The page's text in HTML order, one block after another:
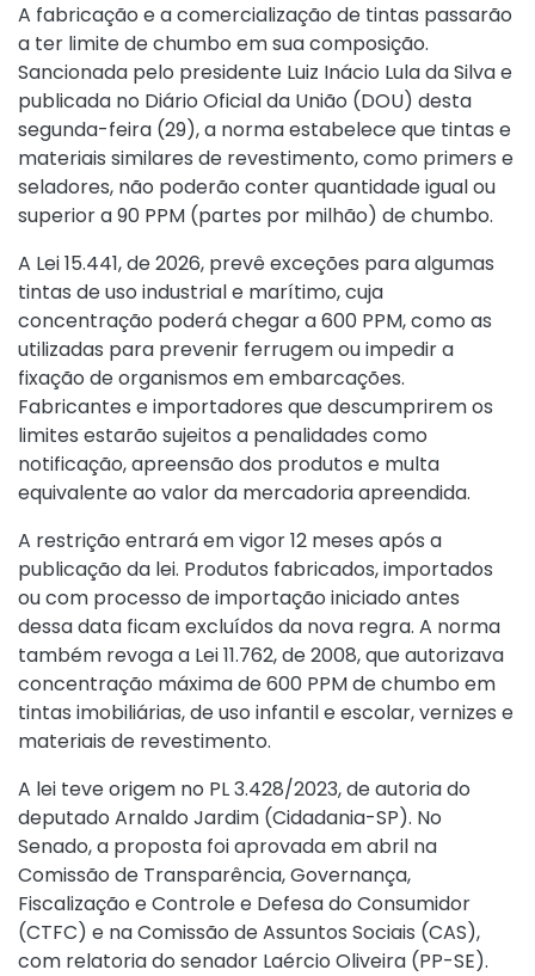
A fabricação e a comercialização de tintas passarão
a ter limite de chumbo em sua composição.
Sancionada pelo presidente Luiz Inácio Lula da Silva e
publicada no Diário Oficial da União (DOU) desta
segunda-feira (29), a norma estabelece que tintas e
materiais similares de revestimento, como primers e
seladores, não poderão conter quantidade igual ou
superior a 90 PPM (partes por milhão) de chumbo.
A Lei 15.441, de 2026, prevê exceções para algumas
tintas de uso industrial e marítimo, cuja
concentração poderá chegar a 600 PPM, como as
utilizadas para prevenir ferrugem ou impedir a
fixação de organismos em embarcações.
Fabricantes e importadores que descumprirem os
limites estarão sujeitos a penalidades como
notificação, apreensão dos produtos e multa
equivalente ao valor da mercadoria apreendida.
A restrição entrará em vigor 12 meses após a
publicação da lei. Produtos fabricados, importados
ou com processo de importação iniciado antes
dessa data ficam excluídos da nova regra. A norma
também revoga a Lei 11.762, de 2008, que autorizava
concentração máxima de 600 PPM de chumbo em
tintas imobiliárias, de uso infantil e escolar, vernizes e
materiais de revestimento.
A lei teve origem no PL 3.428/2023, de autoria do
deputado Arnaldo Jardim (Cidadania-SP). No
Senado, a proposta foi aprovada em abril na
Comissão de Transparência, Governança,
Fiscalização e Controle e Defesa do Consumidor
(CTFC) e na Comissão de Assuntos Sociais (CAS),
com relatoria do senador Laércio Oliveira (PP-SE).